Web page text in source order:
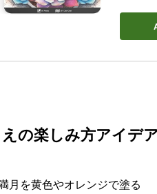
の楽しみ方アイデ
月を黄色やオレンジで塗る